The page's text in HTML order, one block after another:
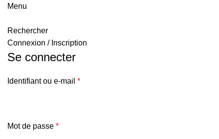
Menu
Rechercher
Connexion / Inscription
Se connecter
Identifiant ou e-mail *
Mot de passe *